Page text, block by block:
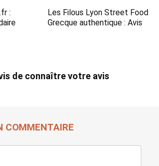
:
Les Filous Lyon Street Food
Grecque​ authentique : Avis
de connaître votre avis
COMMENTAIRE